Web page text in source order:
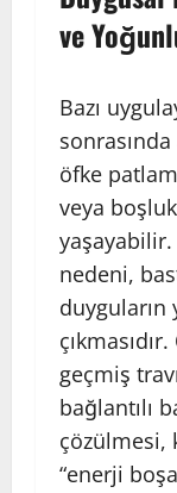
ve
Bazı
öfke
veya
nedeni,
duyguların
geçmiş
bağlantılı
çözülmesi,
“enerji